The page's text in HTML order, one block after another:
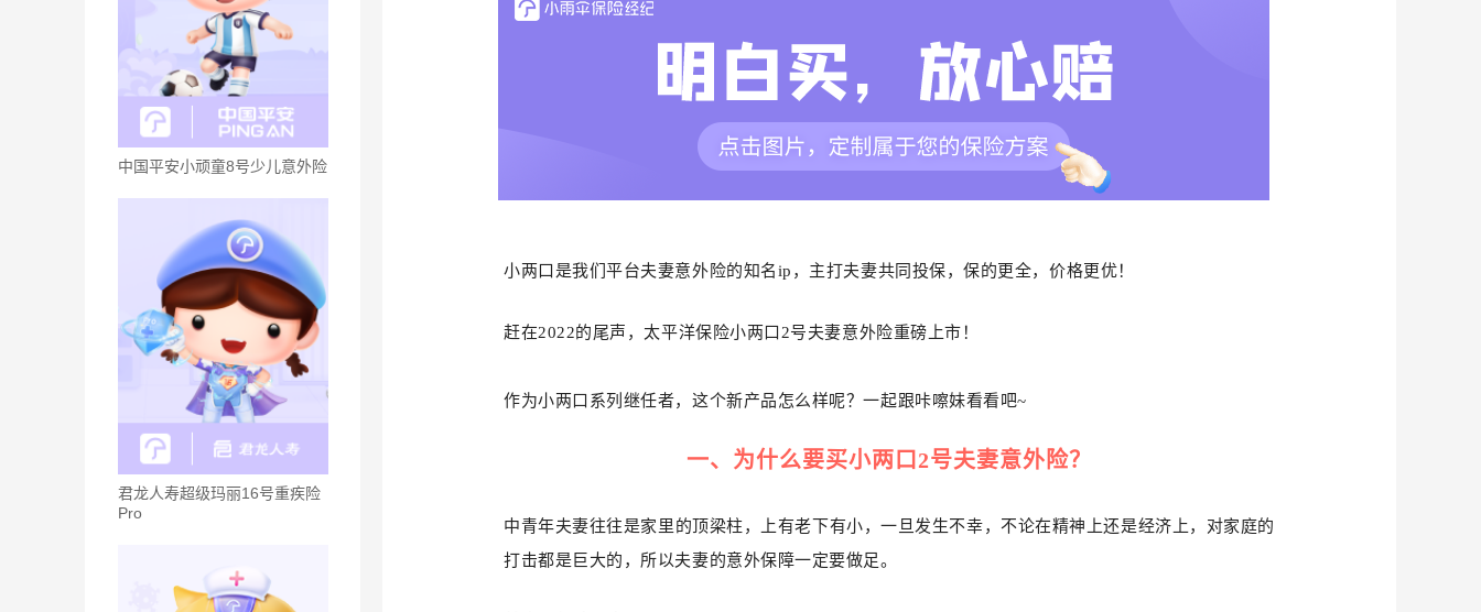
中国平安小顽童8号少儿意外险
君龙人寿超级玛丽16号重疾险
Pro
小两口是我们平台夫妻意外险的知名ip，主打夫妻共同投保，保的更全，价格更优！
赶在2022的尾声，太平洋保险小两口2号夫妻意外险重磅上市！
作为小两口系列继任者，这个新产品怎么样呢？一起跟咔嚓妹看看吧~
一、 为什么要买小两口2号夫妻意外险？
中青年夫妻往往是家里的顶梁柱，上有老下有小，一旦发生不幸，不论在精神上还是经济上，对家庭的
打击都是巨大的，所以夫妻的意外保障一定要做足。